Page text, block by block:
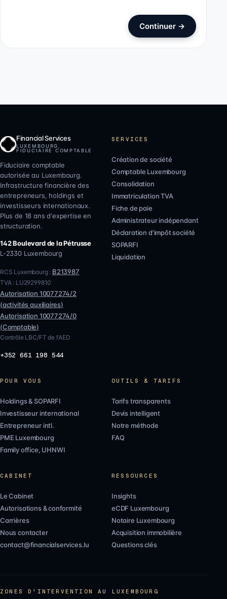
Continuer →
Financial Services
LUXEMBOURG,
FIDUCIAIRE COMPTABLE
Fiduciaire comptable
autorisée au Luxembourg.
Infrastructure financière des
entrepreneurs, holdings et
investisseurs internationaux.
Plus de 18 ans d'expertise en
structuration.
142 Boulevard de la Pétrusse
L-2330 Luxembourg
RCS Luxembourg : B213987
TVA : LU29299810
Autorisation 10077274/2
(activités auxiliaires)
Autorisation 10077274/0
(Comptable)
Contrôle LBC/FT de l'AED
+352 661 198 544
SERVICES
Création de société
Comptable Luxembourg
Consolidation
Immatriculation TVA
Fiche de paie
Administrateur indépendant
Déclaration d'impôt société
SOPARFI
Liquidation
POUR VOUS
Holdings & SOPARFI
Investisseur international
Entrepreneur intl.
PME Luxembourg
Family office, UHNWI
OUTILS & TARIFS
Tarifs transparents
Devis intelligent
Notre méthode
FAQ
CABINET
Le Cabinet
Autorisations & conformité
Carrières
Nous contacter
contact@financialservices.lu
RESSOURCES
Insights
eCDF Luxembourg
Notaire Luxembourg
Acquisition immobilière
Questions clés
ZONES D'INTERVENTION AU LUXEMBOURG